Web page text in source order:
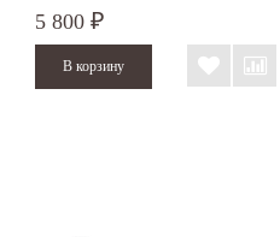
5 800 ₽